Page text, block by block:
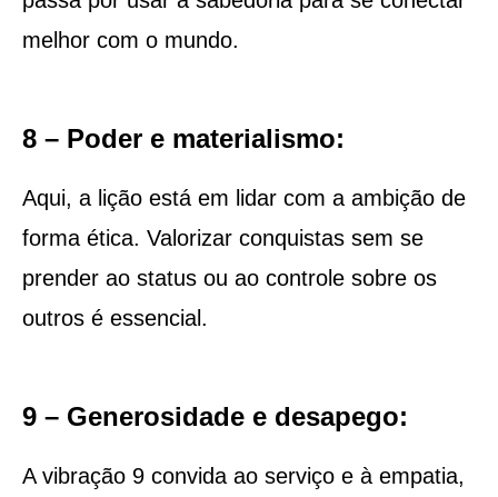
melhor com o mundo.
8 – Poder e materialismo:
Aqui, a lição está em lidar com a ambição de
forma ética. Valorizar conquistas sem se
prender ao status ou ao controle sobre os
outros é essencial.
9 – Generosidade e desapego:
A vibração 9 convida ao serviço e à empatia,